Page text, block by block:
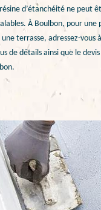
d’étanchéité ne peut
À Boulbon, pour une
terrasse, adressez-vous
de détails ainsi que le